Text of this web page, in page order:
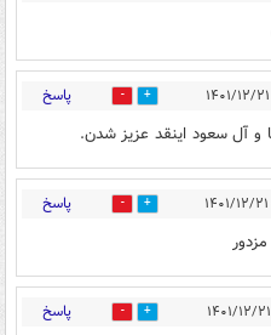
7 پاسخ
و آل سعود اینقد عزیز شدن.
3 پاسخ
1 پاسخ